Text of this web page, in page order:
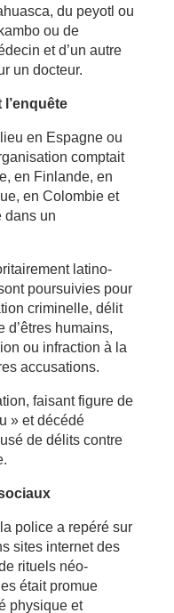
du peyotl ou
ou de
et d’un autre
un docteur.
en Espagne ou
comptait
en Finlande, en
en Colombie et
dans un
latino-
poursuivies pour
criminelle, délit
d’êtres humains,
ou infraction à la
accusations.
faisant figure de
» et décédé
de délits contre
police a repéré sur
sites internet des
rituels néo-
était promue
physique et